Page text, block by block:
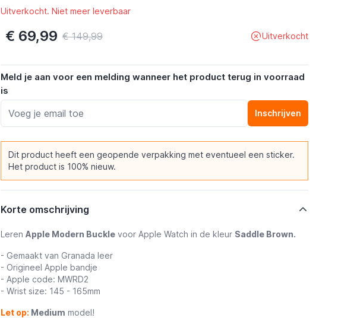
Uitverkocht. Niet meer leverbaar
€ 69,99 € 149,99 Uitverkocht
Meld je aan voor een melding wanneer het product terug in voorraad
is
Inschrijven
Dit product heeft een geopende verpakking met eventueel een sticker.
Het product is 100% nieuw.
Korte omschrijving
Leren Apple Modern Bucklevoor Apple Watch in de kleur Saddle Brown.
- Gemaakt van Granada leer
- Origineel Apple bandje
- Apple code: MWRD2
- Wrist size: 145 - 165mm
Let op: Medium model!